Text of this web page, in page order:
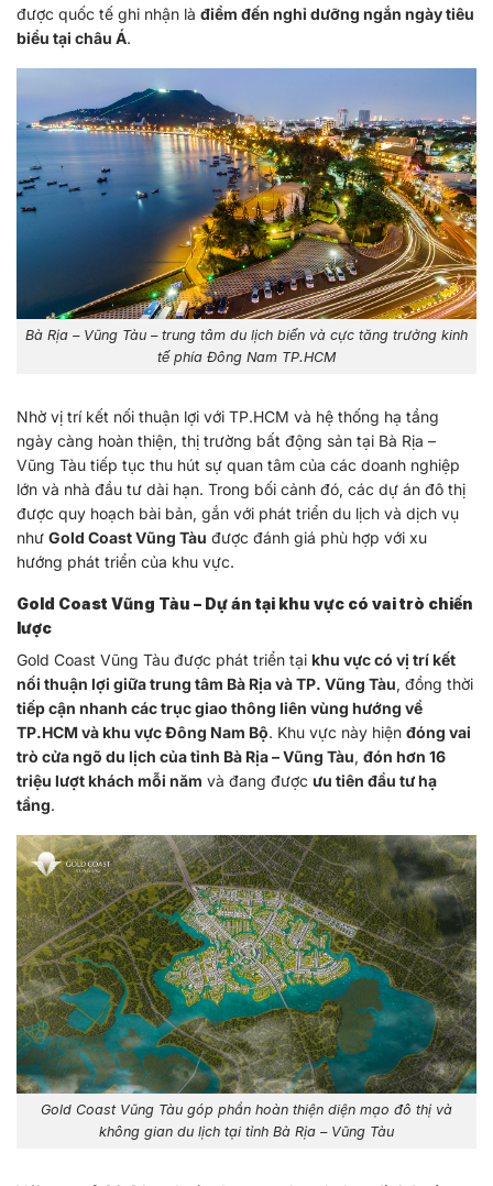
được quốc tế ghi nhận là điểm đến nghỉ dưỡng ngắn ngày tiêu
biểu tại châu Á.
Bà Rịa – Vũng Tàu – trung tâm du lịch biển và cực tăng trưởng kinh
tế phía Đông Nam TP.HCM
Nhờ vị trí kết nối thuận lợi với TP.HCM và hệ thống hạ tầng
ngày càng hoàn thiện, thị trường bất động sản tại Bà Rịa –
Vũng Tàu tiếp tục thu hút sự quan tâm của các doanh nghiệp
lớn và nhà đầu tư dài hạn. Trong bối cảnh đó, các dự án đô thị
được quy hoạch bài bản, gắn với phát triển du lịch và dịch vụ
như Gold Coast Vũng Tàu được đánh giá phù hợp với xu
hướng phát triển của khu vực.
Gold Coast Vũng Tàu – Dự án tại khu vực có vai trò chiến
lược
Gold Coast Vũng Tàu được phát triển tại khu vực có vị trí kết
nối thuận lợi giữa trung tâm Bà Rịa và TP. Vũng Tàu, đồng thời
tiếp cận nhanh các trục giao thông liên vùng hướng về
TP.HCM và khu vực Đông Nam Bộ. Khu vực này hiện đóng vai
trò cửa ngõ du lịch của tỉnh Bà Rịa – Vũng Tàu, đón hơn 16
triệu lượt khách mỗi năm và đang được ưu tiên đầu tư hạ
tầng.
Gold Coast Vũng Tàu góp phần hoàn thiện diện mạo đô thị và
không gian du lịch tại tỉnh Bà Rịa – Vũng Tàu